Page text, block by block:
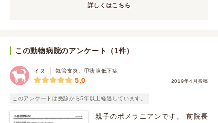
詳しくはこちら
この動物病院のアンケート（1件）
イヌ 気管支炎、甲状腺低下症
2019年4月投稿
5.0
このアンケートは受診から5年以上経過しています。
親子のポメラニアンです。 前院長